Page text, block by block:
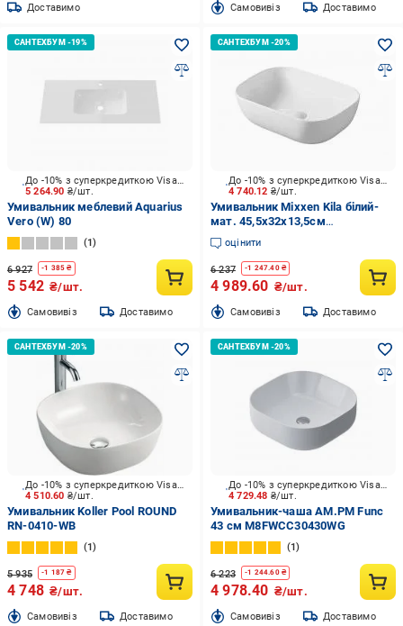
Доставимо Cамовивіз Доставимо
5 264.90 ₴/шт.
До -10% з суперкредиткою Visa Вигода
Умивальник меблевий Aquarius
Vero (W) 80
1
6 927 -1 385 ₴
5 542 ₴/шт.
Cамовивіз Доставимо
4 740.12 ₴/шт.
До -10% з суперкредиткою Visa Вигода
Умивальник Mixxen Kila білий-
мат. 45,5x32x13,5см
MXWE0817MT
оцінити
6 237 -1 247.40₴
4 989.60 ₴/шт.
Cамовивіз Доставимо
4 510.60 ₴/шт.
До -10% з суперкредиткою Visa Вигода
Умивальник Koller Pool ROUND
RN-0410-WB
1
5 935 -1 187 ₴
4 748 ₴/шт.
Cамовивіз Доставимо
4 729.48 ₴/шт.
До -10% з суперкредиткою Visa Вигода
Умивальник-чаша AM.PM Func
43 см M8FWCC30430WG
1
6 223 -1 244.60₴
4 978.40 ₴/шт.
Cамовивіз Доставимо